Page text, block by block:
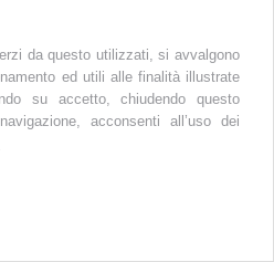
da questo utilizzati, si avvalgono
ed utili alle finalità illustrate
su accetto, chiudendo questo
acconsenti all’uso dei